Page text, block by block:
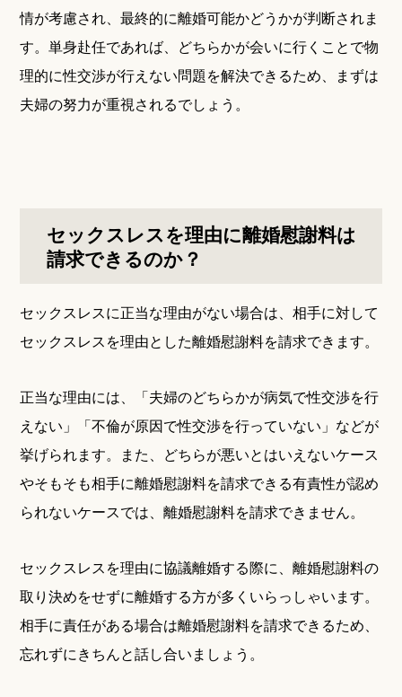
情が考慮され、最終的に離婚可能かどうかが判断されま
す。単身赴任であれば、どちらかが会いに行くことで物
理的に性交渉が行えない問題を解決できるため、まずは
夫婦の努力が重視されるでしょう。
セックスレスを理由に離婚慰謝料は
請求できるのか？
セックスレスに正当な理由がない場合は、相手に対して
セックスレスを理由とした離婚慰謝料を請求できます。
正当な理由には、「夫婦のどちらかが病気で性交渉を行
えない」「不倫が原因で性交渉を行っていない」などが
挙げられます。また、どちらが悪いとはいえないケース
やそもそも相手に離婚慰謝料を請求できる有責性が認め
られないケースでは、離婚慰謝料を請求できません。
セックスレスを理由に協議離婚する際に、離婚慰謝料の
取り決めをせずに離婚する方が多くいらっしゃいます。
相手に責任がある場合は離婚慰謝料を請求できるため、
忘れずにきちんと話し合いましょう。